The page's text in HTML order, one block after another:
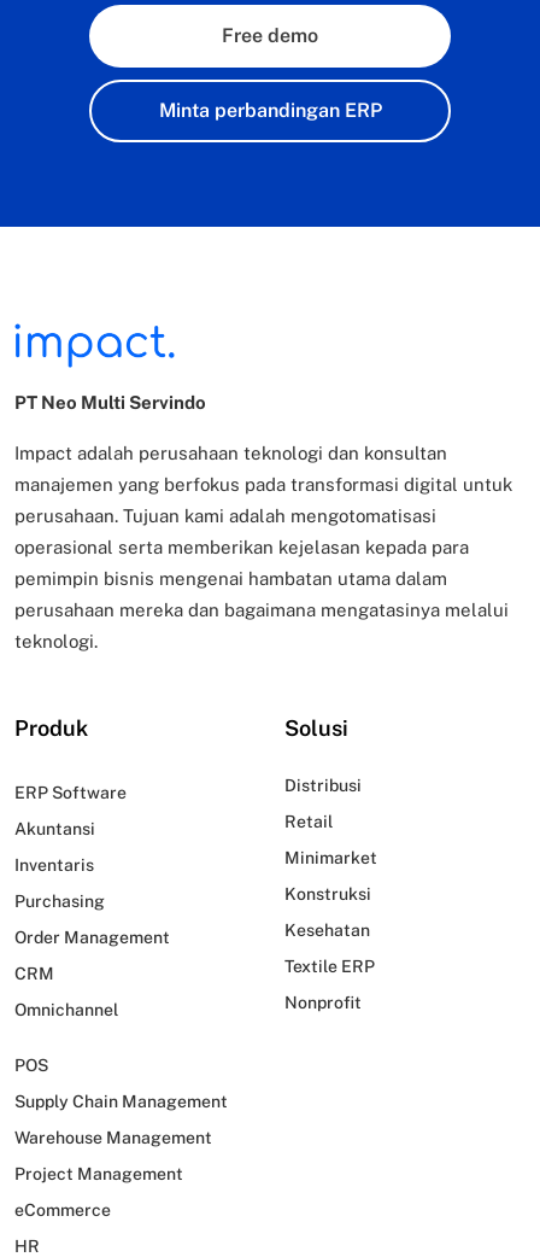
Free demo
Minta perbandingan ERP
PT Neo Multi Servindo
Impact adalah perusahaan teknologi dan konsultan
manajemen yang berfokus pada transformasi digital untuk
perusahaan. Tujuan kami adalah mengotomatisasi
operasional serta memberikan kejelasan kepada para
pemimpin bisnis mengenai hambatan utama dalam
perusahaan mereka dan bagaimana mengatasinya melalui
teknologi.
Produk
ERP Software
Akuntansi
Inventaris
Purchasing
Order Management
CRM
Omnichannel
POS
Supply Chain Management
Warehouse Management
Project Management
eCommerce
HR
Solusi
Distribusi
Retail
Minimarket
Konstruksi
Kesehatan
Textile ERP
Nonprofit